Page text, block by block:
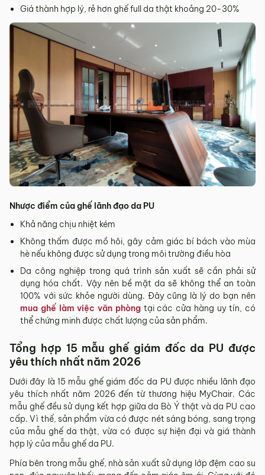
Giá thành hợp lý, rẻ hơn ghế full da thật khoảng 20-30%
Nhược điểm của ghế lãnh đạo da PU
Khả năng chịu nhiệt kém
Không thấm được mồ hôi, gây cảm giác bí bách vào mùa
hè nếu không được sử dụng trong môi trường điều hòa
Da công nghiệp trong quá trình sản xuất sẽ cần phải sử
dụng hóa chất. Vậy nên bề mặt da sẽ không thể an toàn
100% với sức khỏe người dùng. Đây cũng là lý do bạn nên
mua ghế làm việc văn phòngtại các cửa hàng uy tín, có
thể chứng minh được chất lượng của sản phẩm.
Tổng hợp 15 mẫu ghế giám đốc da PU được
yêu thích nhất năm 2026
Dưới đây là 15 mẫu ghế giám đốc da PU được nhiều lãnh đạo
yêu thích nhất năm 2026 đến từ thương hiệu MyChair. Các
mẫu ghế đều sử dụng kết hợp giữa da Bò Ý thật và da PU cao
cấp. Vì thế, sản phẩm vừa có được nét sáng bóng, sang trọng
của mẫu ghế da thật, vừa có được sự hiện đại và giá thành
hợp lý của mẫu ghế da PU.
Phía bên trong mẫu ghế, nhà sản xuất sử dụng lớp đệm cao su